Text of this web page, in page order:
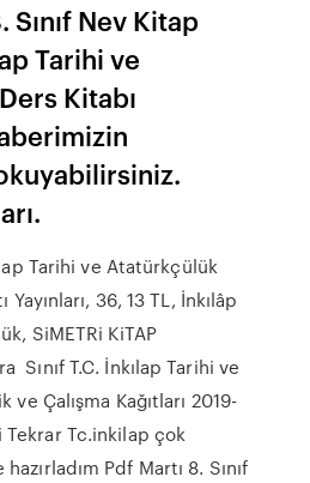
Nev Kitap
Tarihi ve
Kitabı
Tarihi ve Atatürkçülük
Yayınları, 36, 13 TL, İnkılâp
SiMETRi KiTAP
Sınıf T.C. İnkılap Tarihi ve
Çalışma Kağıtları 2019-
Tc.inkilap çok
Pdf Martı 8. Sınıf